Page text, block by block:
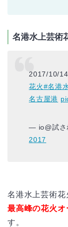
名港水上芸術
2017/10/
花火#名港
名古屋港
— io@試さ
2017
名港水上芸術花
最高峰の花火
す。